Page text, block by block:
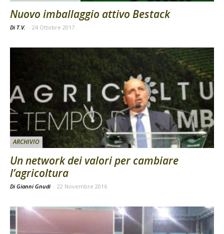
Nuovo imballaggio attivo Bestack
Di T.V. - 24 Ottobre 2017
ARCHIVIO
Un network dei valori per cambiare
l’agricoltura
Di Gianni Gnudi - 22 Novembre 2016